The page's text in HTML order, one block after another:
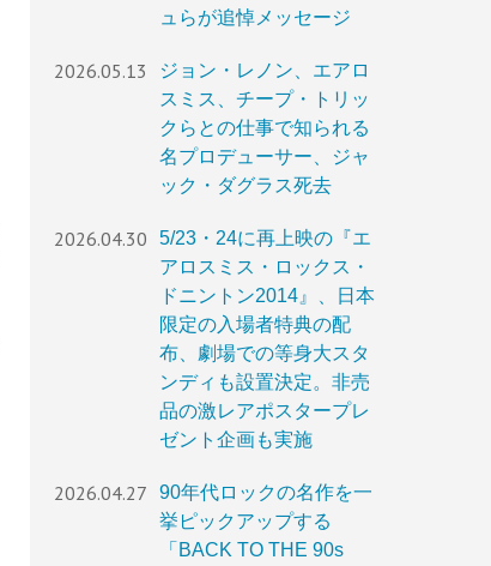
ュらが追悼メッセージ
2026.05.13
ジョン・レノン、エアロ
スミス、チープ・トリッ
クらとの仕事で知られる
名プロデューサー、ジャ
ック・ダグラス死去
2026.04.30
5/23・24に再上映の『エ
アロスミス・ロックス・
ドニントン2014』、日本
限定の入場者特典の配
布、劇場での等身大スタ
ンディも設置決定。非売
品の激レアポスタープレ
ゼント企画も実施
2026.04.27
90年代ロックの名作を一
挙ピックアップする
「BACK TO THE 90s